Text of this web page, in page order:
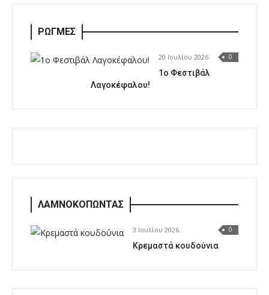
ΡΩΓΜΕΣ
20 Ιουλίου 2026 0
1o Φεστιβάλ
Λαγοκέφαλου!
ΛΑΜΝΟΚΟΠΩΝΤΑΣ
3 Ιουλίου 2026 0
Κρεμαστά κουδούνια